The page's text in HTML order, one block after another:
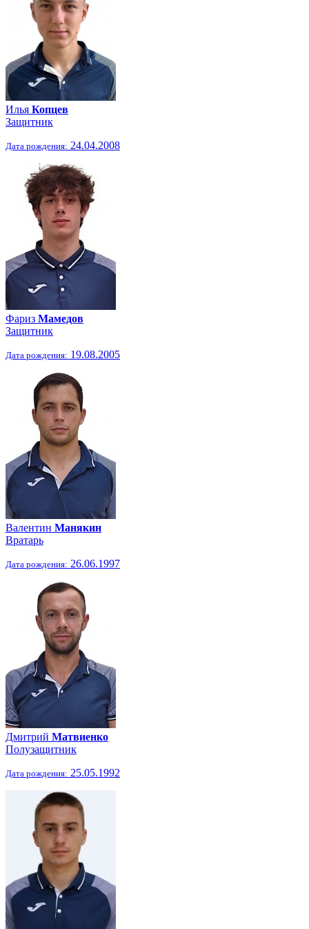
Илья Копцев
Защитник
Дата рождения: 24.04.2008
Фариз Мамедов
Защитник
Дата рождения: 19.08.2005
Валентин Манякин
Вратарь
Дата рождения: 26.06.1997
Дмитрий Матвиенко
Полузащитник
Дата рождения: 25.05.1992